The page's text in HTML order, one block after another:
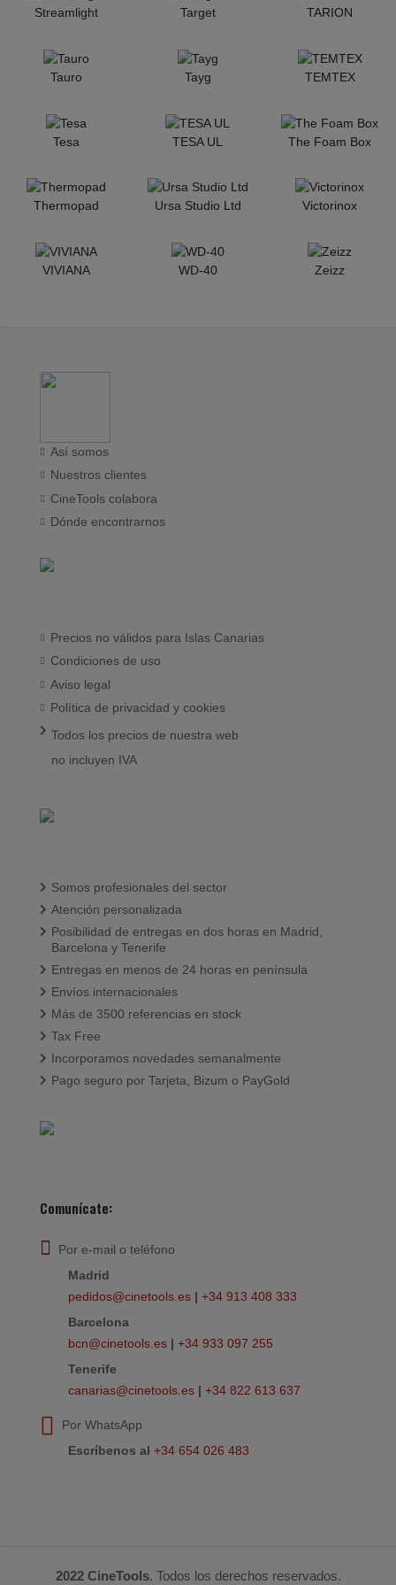
Streamlight Target TARION
Tauro Tayg TEMTEX
Tesa TESA UL The Foam Box
Thermopad Ursa Studio Ltd Victorinox
VIVIANA WD-40 Zeizz
Así somos
Nuestros clientes
CineTools colabora
Dónde encontrarnos
Precios no válidos para Islas Canarias
Condiciones de uso
Aviso legal
Política de privacidad y cookies
Todos los precios de nuestra web
no incluyen IVA
Somos profesionales del sector
Atención personalizada
Posibilidad de entregas en dos horas en Madrid,
Barcelona y Tenerife
Entregas en menos de 24 horas en península
Envíos internacionales
Más de 3500 referencias en stock
Tax Free
Incorporamos novedades semanalmente
Pago seguro por Tarjeta, Bizum o PayGold
Comunícate:
Por e-mail o teléfono
Madrid
pedidos@cinetools.es | +34 913 408 333
Barcelona
bcn@cinetools.es | +34 933 097 255
Tenerife
canarias@cinetools.es | +34 822 613 637
Por WhatsApp
Escríbenos al +34 654 026 483
2022 CineTools. Todos los derechos reservados.